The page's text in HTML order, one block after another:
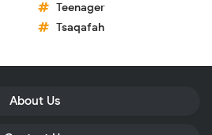
Teenager
Tsaqafah
About Us